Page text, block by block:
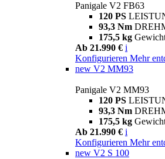
Panigale V2 FB63
120 PS
93,3 Nm
175,5 kg
Ab 21.990 € i
Konfigurieren Mehr
new V2 MM93
Panigale V2 MM93
120 PS
93,3 Nm
175,5 kg
Ab 21.990 € i
Konfigurieren Mehr
new V2 S 100